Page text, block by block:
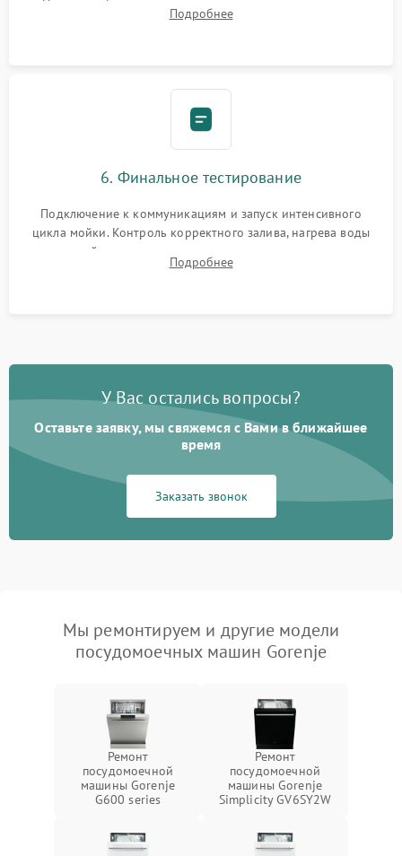
сборка корпуса и установка датчика поплавка.
Подробнее
6. Финальное тестирование
Подключение к коммуникациям и запуск интенсивного
цикла мойки. Контроль корректного залива, нагрева воды
до нужной температуры, отсутствия посторонних шумов,
штатного слива и абсолютной сухости в поддоне.
Подробнее
У Вас остались вопросы?
Оставьте заявку, мы свяжемся с Вами в ближайшее
время
Заказать звонок
Мы ремонтируем и другие модели
посудомоечных машин Gorenje
Ремонт
посудомоечной
машины Gorenje
G600 series
Ремонт
посудомоечной
машины Gorenje
Simplicity GV6SY2W